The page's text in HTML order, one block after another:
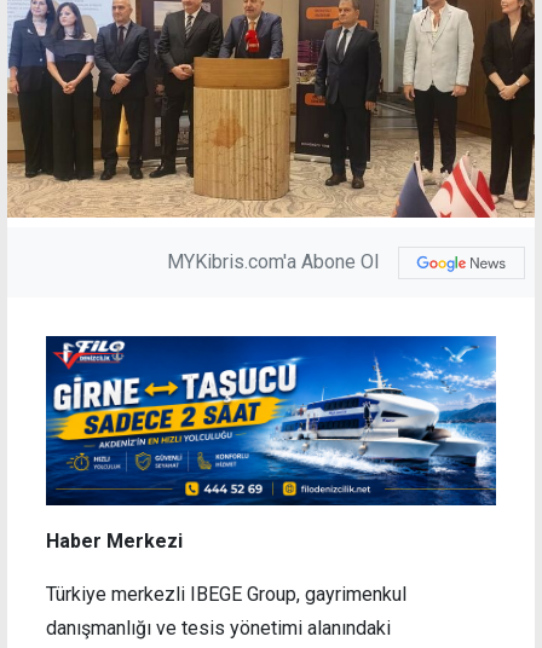
MYKibris.com'a Abone Ol
Haber Merkezi
Türkiye merkezli IBEGE Group, gayrimenkul
danışmanlığı ve tesis yönetimi alanındaki